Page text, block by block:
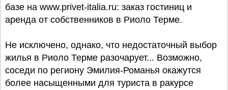
базe на www.privet-italia.ru: заказ гостиниц и
аренда от собственников в Риоло Терме.
Не исключено, однако, что недостаточный выбор
жилья в Риоло Терме разочарует... Возможно,
соседи по региону Эмилия-Романья окажутся
более насыщенными для туриста в ракурсе